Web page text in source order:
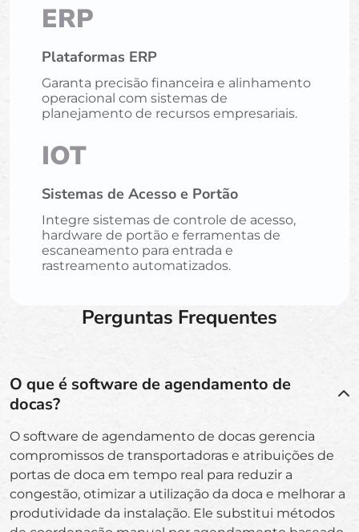
ERP
Plataformas ERP
Garanta precisão financeira e alinhamento
operacional com sistemas de
planejamento de recursos empresariais.
IOT
Sistemas de Acesso e Portão
Integre sistemas de controle de acesso,
hardware de portão e ferramentas de
escaneamento para entrada e
rastreamento automatizados.
Perguntas Frequentes
O que é software de agendamento de
docas?
O software de agendamento de docas gerencia
compromissos de transportadoras e atribuições de
portas de doca em tempo real para reduzir a
congestão, otimizar a utilização da doca e melhorar a
produtividade da instalação. Ele substitui métodos